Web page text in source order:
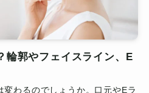
輪郭やフェイスライン、E
わるのでしょうか。口元やEラ